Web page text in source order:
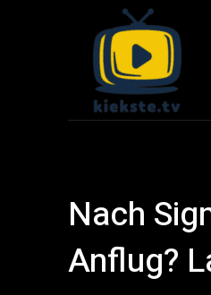
Nach
Anflug?